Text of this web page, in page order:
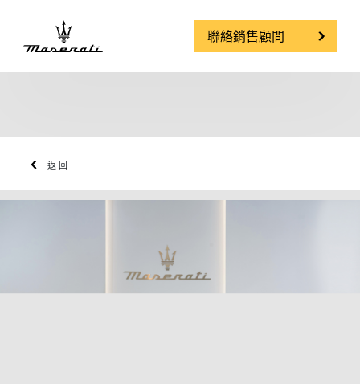
聯絡銷售顧問
返回